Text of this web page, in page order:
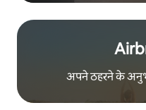
अपने ठहरने के